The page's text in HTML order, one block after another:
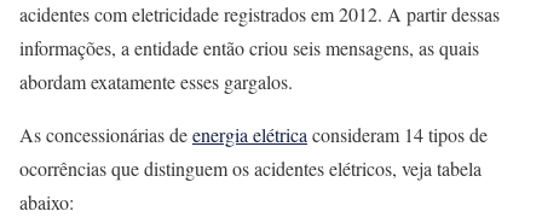
acidentes com eletricidade registrados em 2012. A partir dessas
informações, a entidade então criou seis mensagens, as quais
abordam exatamente esses gargalos.
As concessionárias deenergia elétricaconsideram 14 tipos de
ocorrências que distinguem os acidentes elétricos, veja tabela
abaixo: